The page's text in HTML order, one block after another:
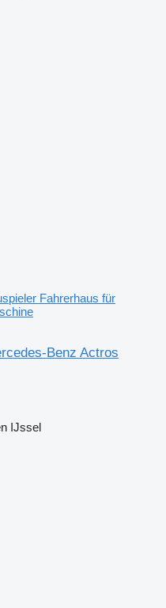
Fahrerhaus für
Benz Actros
IJssel